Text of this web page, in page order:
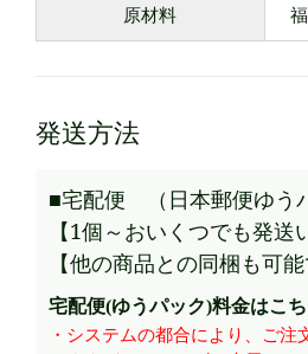
原材料
発送方法
■宅配便 （日本郵便ゆう
【1個～おいくつでも発
【他の商品との同梱も可能
宅配便(ゆうパック)料金はこち
・システムの都合により、ご注